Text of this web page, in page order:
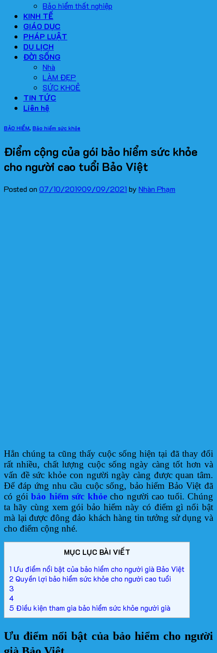
Bảo hiểm thất nghiệp
KINH TẾ
GIÁO DỤC
PHÁP LUẬT
DU LỊCH
ĐỜI SỐNG
Nhà
LÀM ĐẸP
SỨC KHOẺ
TIN TỨC
Liên hệ
BẢO HIỂM, Bảo hiểm sức khỏe
Điểm cộng của gói bảo hiểm sức khỏe
cho người cao tuổi Bảo Việt
Posted on 07/10/201909/09/2021 byNhàn Phạm
Hẳn chúng ta cũng thấy cuộc sống hiện tại đã thay đổi
rất nhiều, chất lượng cuộc sống ngày càng tốt hơn và
vấn đề sức khỏe con người ngày càng được quan tâm.
Để đáp ứng nhu cầu cuộc sống, bảo hiểm Bảo Việt đã
có gói bảo hiểm sức khỏecho người cao tuổi. Chúng
ta hãy cùng xem gói bảo hiểm này có điểm gì nổi bật
mà lại được đông đảo khách hàng tin tưởng sử dụng và
cho điểm cộng nhé.
MỤC LỤC BÀI VIẾT
1 Ưu điểm nổi bật của bảo hiểm cho người già Bảo Việt
2 Quyền lợi bảo hiểm sức khỏe cho người cao tuổi
3
4
5 Điều kiện tham gia bảo hiểm sức khỏe người già
Ưu điểm nổi bật của bảo hiểm cho người